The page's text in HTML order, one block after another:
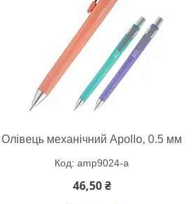
Олівець механічний Apollo, 0.5 мм
amp9024-a
46,50 ₴